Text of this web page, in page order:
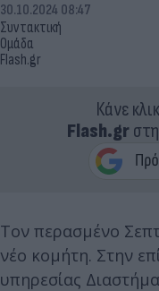
Συντακτική
Ομάδα
Flash.gr
30.10.2024 08:47
Κάνε
Flash.gr
Τον περασμένο
νέο κομήτη. Στην
υπηρεσίας